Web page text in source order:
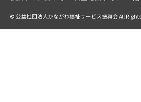
© 公益社団法人かながわ福祉サービス振興会 All